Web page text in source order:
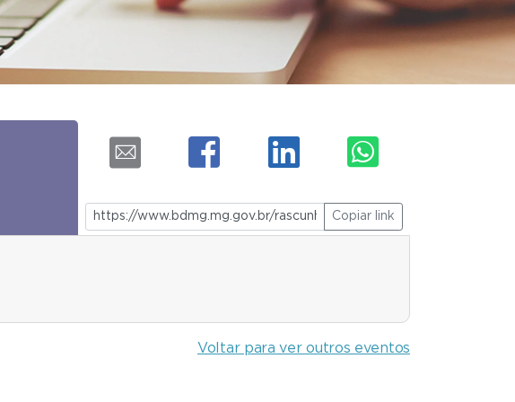
Copiar link
Voltar para ver outros eventos